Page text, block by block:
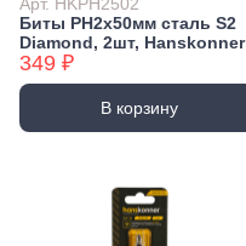
Биты PH2x50мм сталь S2
Diamond, 2шт, Hanskonner
349 ₽
В корзину